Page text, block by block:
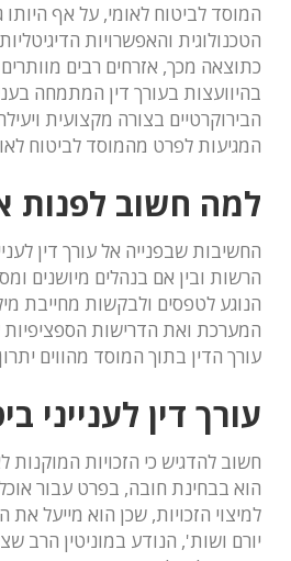
המוסד לביטוח לאומי, על אף
הטכנולוגית והאפשרויות
כתוצאה מכך, אזרחים רבים
בהיוועצות בעורך דין המתמחה
הבירוקרטיים בצורה מקצועית
המגיעות לפרט מהמוסד לביטוח
למה חשוב לפנות
החשיבות שבפנייה אל עורך דין
הרשות ובין אם בנהלים מיושנים
הנוגע לטפסים ולבקשות מחייבת
המערכת ואת הדרישות הספציפיות
עורך הדין בתוך המוסד מהווים
עורך דין לענייני
חשוב להדגיש כי הזכויות המוקנות
הוא בבחינת חובה, בפרט עבור
למיצוי הזכויות, שכן הוא מייעל
יורם ושות', הנודע במוניטין הרב